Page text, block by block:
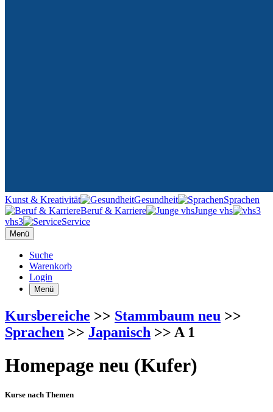
Kunst & Kreativität Gesundheit
Sprachen
Beruf & Karriere
Junge vhs
vhs3
Service
Menü
Suche
Warenkorb
Login
Menü
Kursbereiche >> Stammbaum neu >>
Sprachen >> Japanisch >> A 1
Homepage neu (Kufer)
Kurse nach Themen